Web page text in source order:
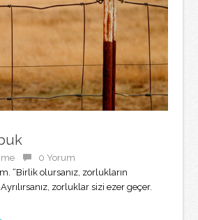
0 Yorum
“Birlik olursanız, zorlukların
zorluklar sizi ezer geçer.